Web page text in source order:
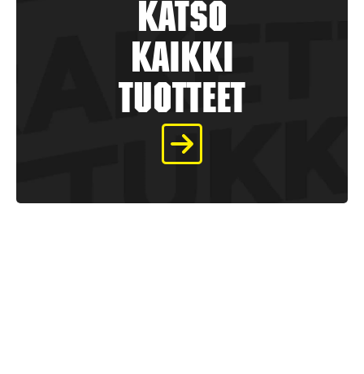
Katso
kaikki
tuotteet